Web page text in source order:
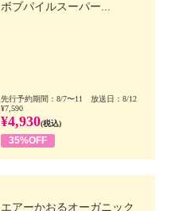
ボブパイルスーパー...
先行予約期間：8/7〜11 放送日：8/12
¥7,590
¥4,930(税込)
35%OFF
エアーかおるオーガニック